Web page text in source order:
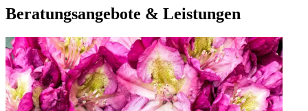
Beratungsangebote & Leistungen